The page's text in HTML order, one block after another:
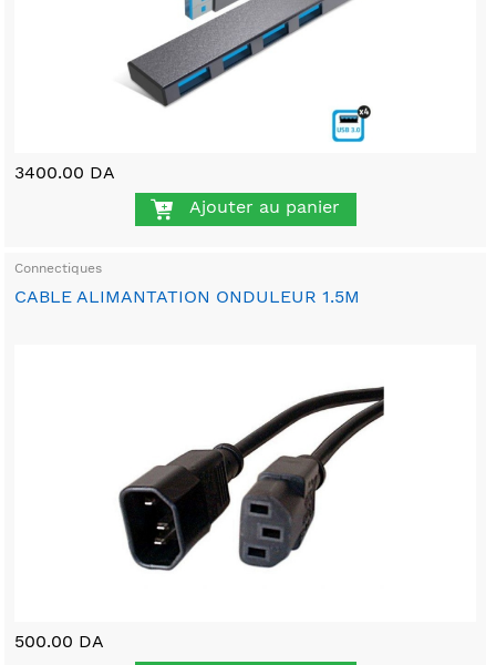
3400.00 DA
Ajouter au panier
Connectiques
CABLE ALIMANTATION ONDULEUR 1.5M
500.00 DA